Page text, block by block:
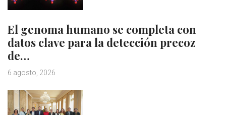
El genoma humano se completa con
datos clave para la detección precoz
de…
6 agosto, 2026